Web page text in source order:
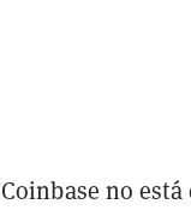
Coinbase no